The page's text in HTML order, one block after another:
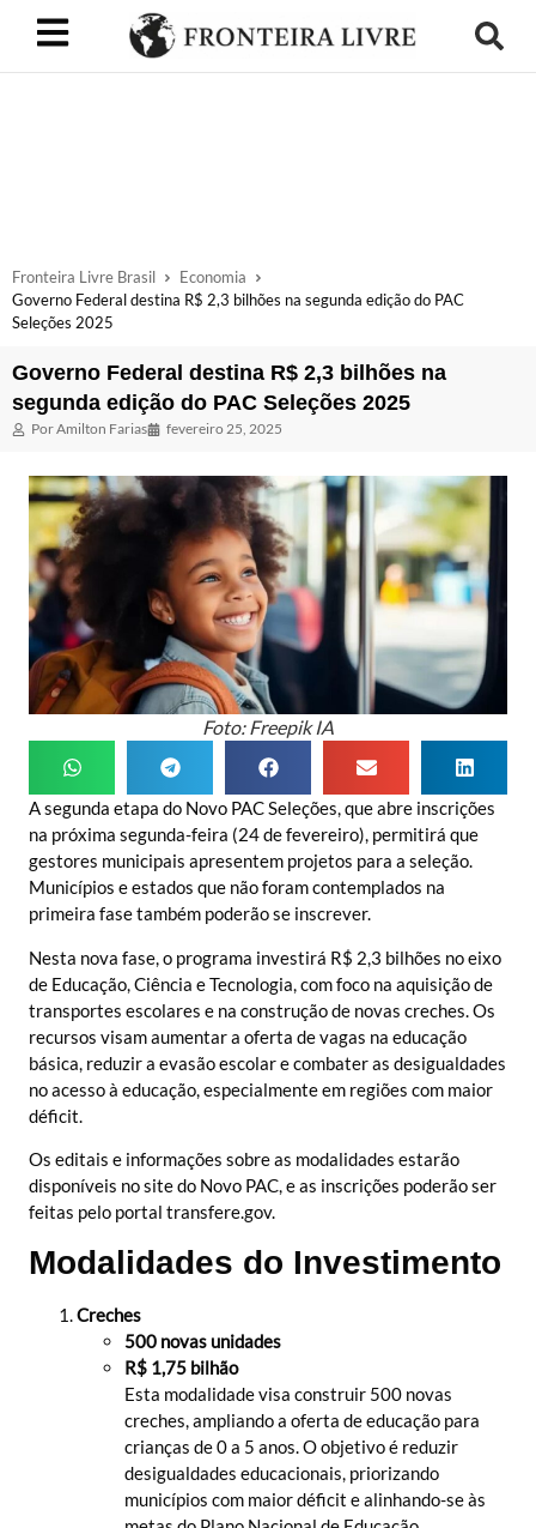
Fronteira Livre Brasil
Economia
Governo Federal destina R$ 2,3 bilhões na segunda edição do PAC
Seleções 2025
Governo Federal destina R$ 2,3 bilhões na
segunda edição do PAC Seleções 2025
PorAmilton Farias fevereiro 25, 2025
Foto: Freepik IA
A segunda etapa do Novo PAC Seleções, que abre inscrições
na próxima segunda-feira (24 de fevereiro), permitirá que
gestores municipais apresentem projetos para a seleção.
Municípios e estados que não foram contemplados na
primeira fase também poderão se inscrever.
Nesta nova fase, o programa investirá R$ 2,3 bilhões no eixo
de Educação, Ciência e Tecnologia, com foco na aquisição de
transportes escolares e na construção de novas creches. Os
recursos visam aumentar a oferta de vagas na educação
básica, reduzir a evasão escolar e combater as desigualdades
no acesso à educação, especialmente em regiões com maior
déficit.
Os editais e informações sobre as modalidades estarão
disponíveis no site do Novo PAC, e as inscrições poderão ser
feitas pelo portal transfere.gov.
Modalidades do Investimento
Creches
500 novas unidades
R$ 1,75 bilhão
Esta modalidade visa construir 500 novas
creches, ampliando a oferta de educação para
crianças de 0 a 5 anos. O objetivo é reduzir
desigualdades educacionais, priorizando
municípios com maior déficit e alinhando-se às